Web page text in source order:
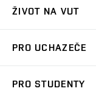
ŽIVOT NA VUT
Koleje
PRO UCHAZEČE
PRO STUDENTY